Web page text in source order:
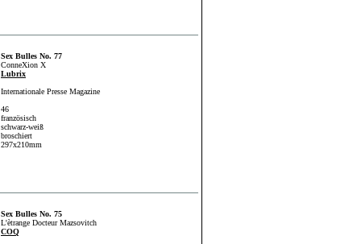
Sex Bulles No. 77
ConneXion X
Lubrix
Internationale Presse Magazine
46
französisch
schwarz-weiß
broschiert
297x210mm
Sex Bulles No. 75
L'ètrange Docteur Mazsovitch
COQ